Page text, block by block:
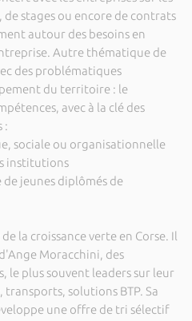
de stages ou encore de contrats
autour des besoins en
Autre thématique de
des problématiques
du territoire : le
avec à la clé des
:
sociale ou organisationnelle
institutions
jeunes diplômés de
la croissance verte en Corse. Il
Moracchini, des
le plus souvent leaders sur leur
solutions BTP. Sa
une offre de tri sélectif